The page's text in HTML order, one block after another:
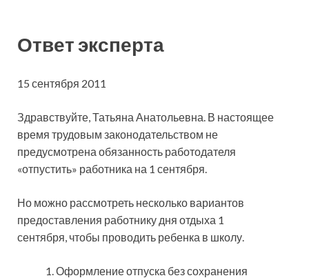
Ответ эксперта
15 сентября 2011
Здравствуйте, Татьяна Анатольевна. В настоящее
время трудовым законодательством не
предусмотрена обязанность работодателя
«отпустить» работника на 1 сентября.
Но можно рассмотреть несколько вариантов
предоставления работнику дня отдыха 1
сентября, чтобы проводить ребенка в школу.
Оформление отпуска без сохранения